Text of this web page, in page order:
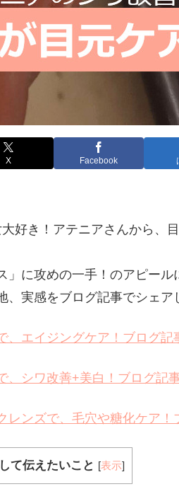
X Facebook
大好き！アテニアさんから、
」に攻めの一手！のアピー
、実感をブログ記事でシェア
、エイジングケア！ブログ記
、シワ改善+美白！ブログ記
レンズで、毛穴や糖化ケア！
て伝えたいこと [表示]